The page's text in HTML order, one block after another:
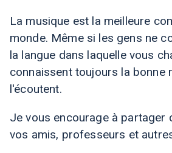
La musique est la meilleure
monde. Même si les gens ne
la langue dans laquelle vous
connaissent toujours la bonne
l'écoutent.
Je vous encourage à partager
vos amis, professeurs et